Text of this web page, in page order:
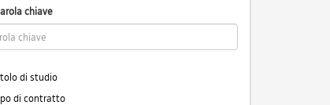
chiave
di studio
di contratto